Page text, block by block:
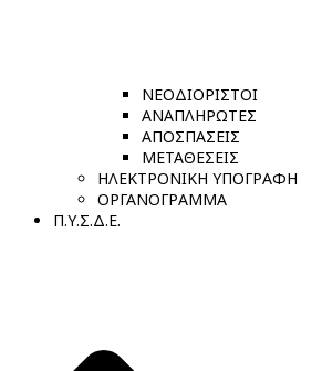
ΝΕΟΔΙΟΡΙΣΤΟΙ
ΑΝΑΠΛΗΡΩΤΕΣ
ΑΠΟΣΠΑΣΕΙΣ
ΜΕΤΑΘΕΣΕΙΣ
ΗΛΕΚΤΡΟΝΙΚΗ ΥΠΟΓΡΑΦΗ
ΟΡΓΑΝΟΓΡΑΜΜΑ
Π.Υ.Σ.Δ.Ε.